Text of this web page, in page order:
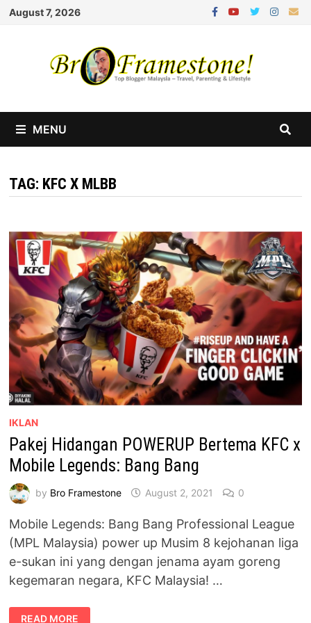
Skip
August 7, 2026
MENU
TAG: KFC X MLBB
IKLAN
Pakej Hidangan POWERUP Bertema KFC x
Mobile Legends: Bang Bang
by Bro Framestone August 2, 2021 0
Mobile Legends: Bang Bang Professional League
(MPL Malaysia) power up Musim 8 kejohanan liga
e-sukan ini yang dengan jenama ayam goreng
kegemaran negara, KFC Malaysia! …
PAKEJ
READ MORE